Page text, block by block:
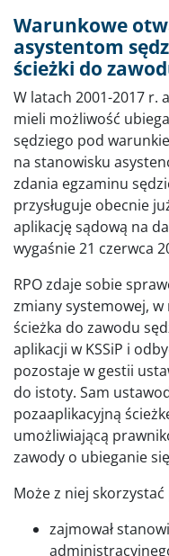
Warunkowe
asystentom
ścieżki do
W latach 2001-2017 r.
mieli możliwość
sędziego pod
na stanowisku
zdania egzaminu
przysługuje obecnie
aplikację sądową na
wygaśnie 21 czerwca
RPO zdaje sobie
zmiany systemowej,
ścieżka do zawodu
aplikacji w KSSiP i
pozostaje w gestii
do istoty. Sam
pozaaplikacyjną
umożliwiającą
zawody o ubieganie
Może z niej
zajmował